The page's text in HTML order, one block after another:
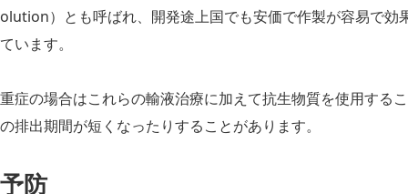
olution）とも呼ばれ、開発途上国でも安価で作製が容易で効
ています。
重症の場合はこれらの輸液治療に加えて抗生物質を使用する
の排出期間が短くなったりすることがあります。
予防